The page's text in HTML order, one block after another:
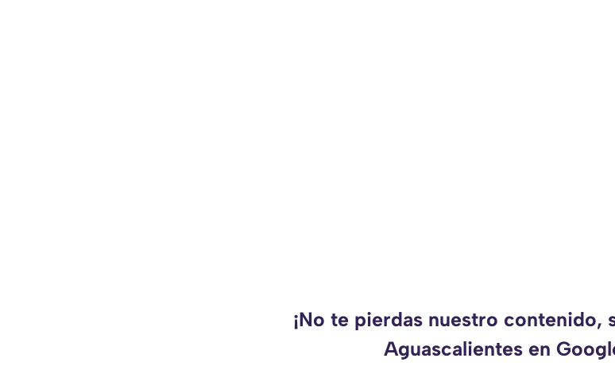
¡No te pierdas nuestro contenido,
Aguascalientes en